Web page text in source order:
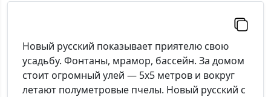
Новый русский показывает приятелю свою
усадьбу. Фонтаны, мрамор, бассейн. За домом
стоит огромный улей — 5х5 метров и вокруг
летают полуметровые пчелы. Новый русский с